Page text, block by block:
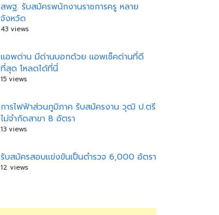
สพฐ. รับสมัครพนักงานราชการครู หลาย
จังหวัด
43 views
แอพด่าน มีด่านบอกด้วย แอพเช็คด่านที่ดี
ที่สุด โหลดได้ที่นี่
15 views
การไฟฟ้าส่วนภูมิภาค รับสมัครงาน วุฒิ ป.ตรี
ไม่จำกัดสาขา 8 อัตรา
13 views
รับสมัครสอบแข่งขันเป็นตำรวจ 6,000 อัตรา
12 views